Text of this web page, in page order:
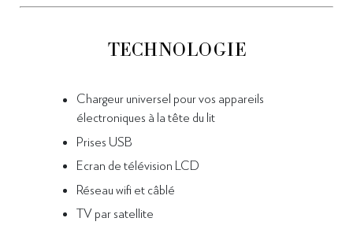
TECHNOLOGIE
Chargeur universel pour vos appareils
électroniques à la tête du lit
Prises USB
Ecran de télévision LCD
Réseau wifi et câblé
TV par satellite